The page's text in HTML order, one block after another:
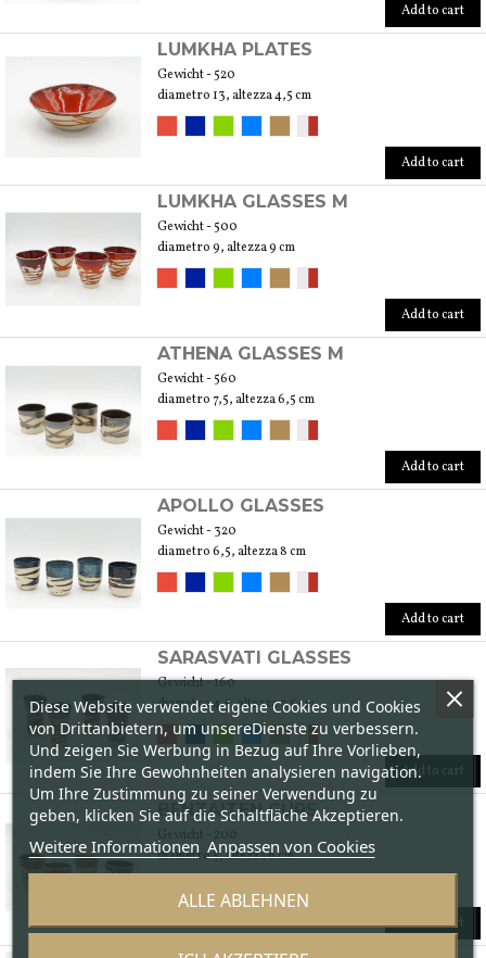
Add to cart
LUMKHA PLATES
Gewicht - 520
diametro 13, altezza 4,5 cm
Add to cart
LUMKHA GLASSES M
Gewicht - 500
diametro 9, altezza 9 cm
Add to cart
ATHENA GLASSES M
Gewicht - 560
diametro 7,5, altezza 6,5 cm
Add to cart
APOLLO GLASSES
Gewicht - 320
diametro 6,5, altezza 8 cm
Add to cart
SARASVATI GLASSES
Gewicht - 160
diametro 4,5, altezza 7,5 cm
Add to cart
BENZAITEN CUPS
diametro 5, altezza 6 cm
Add to cart
Diese Website verwendet eigene Cookies und Cookies
von Drittanbietern, um unsereDienste zu verbessern.
Und zeigen Sie Werbung in Bezug auf Ihre Vorlieben,
indem Sie Ihre Gewohnheiten analysieren navigation.
Um Ihre Zustimmung zu seiner Verwendung zu
geben, klicken Sie auf die Schaltfläche Akzeptieren.
Weitere Informationen Anpassen von Cookies
ALLE ABLEHNEN